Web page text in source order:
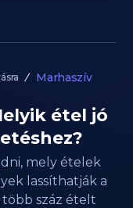
Marhaszív
étel jó
mely ételek
lassíthatják a
több száz ételt